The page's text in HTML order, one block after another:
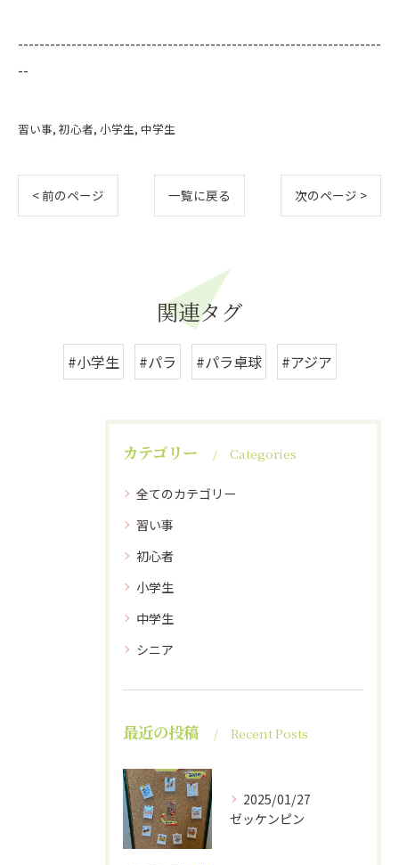
--------------------------------------------------------------------
--
習い事 初心者 小学生 中学生
< 前のページ 一覧に戻る 次のページ >
関連タグ
#小学生 #パラ #パラ卓球 #アジア
カテゴリー Categories
全てのカテゴリー
習い事
初心者
小学生
中学生
シニア
最近の投稿 Recent Posts
2025/01/27
ゼッケンピン